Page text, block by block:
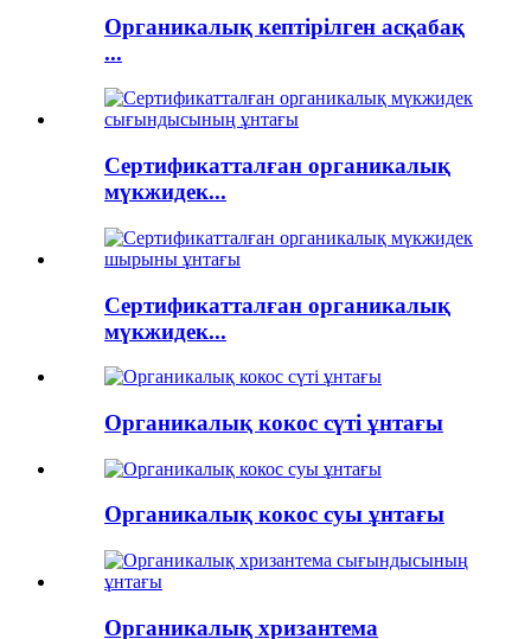
Органикалық кептірілген асқабақ
...
Сертификатталған органикалық
мүкжидек...
Сертификатталған органикалық
мүкжидек...
Органикалық кокос сүті ұнтағы
Органикалық кокос суы ұнтағы
Органикалық хризантема